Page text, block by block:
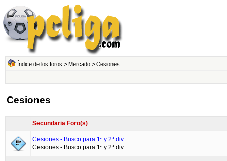
Índice de los foros > Mercado > Cesiones
Cesiones
Secundaria Foro(s)
Cesiones - Busco para 1ª y 2ª div.
Cesiones - Busco para 1ª y 2ª div.